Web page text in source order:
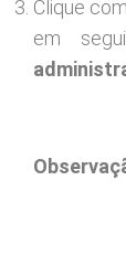
Clique
em